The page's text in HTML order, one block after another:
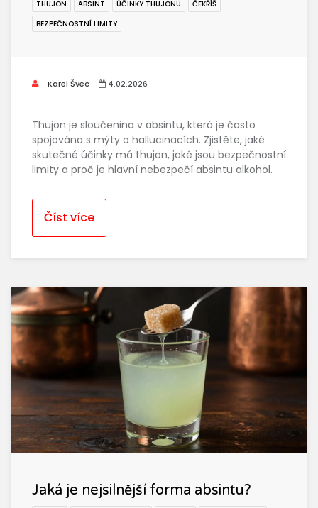
THUJON ABSINT ÚČINKY THUJONU
ČEKŘÍŠ
BEZPEČNOSTNÍ LIMITY
Karel Švec 4.02.2026
Thujon je sloučenina v absintu, která je často
spojována s mýty o hallucinacích. Zjistěte, jaké
skutečné účinky má thujon, jaké jsou bezpečnostní
limity a proč je hlavní nebezpečí absintu alkohol.
Číst více
Jaká je nejsilnější forma absintu?